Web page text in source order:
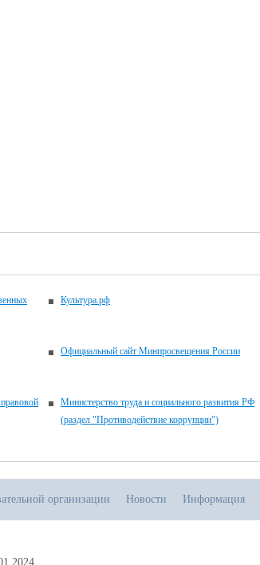
Культура.рф
Официальный сайт Минпросвещения России
Министерство труда и социального развития РФ
(раздел "Противодействие коррупции")
организации Новости Информация